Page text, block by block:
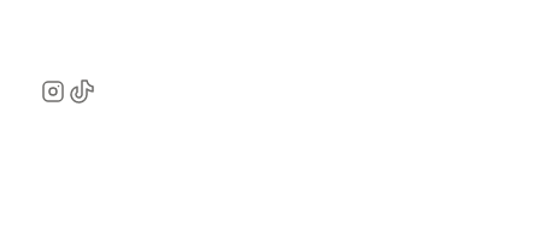
Instagram
TikTok